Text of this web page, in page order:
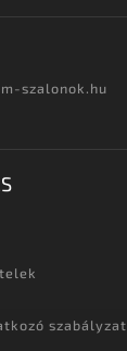
szalonok.hu
szabályzat